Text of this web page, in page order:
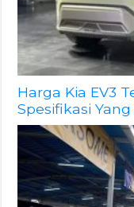
Harga Kia EV3
Spesifikasi